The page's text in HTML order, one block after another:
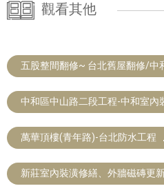
觀看其他
五股整間翻修~ 台北舊屋翻修/中
中和區中山路二段工程-中和室內
萬華頂樓(青年路)-台北防水工程
新莊室內裝潢修繕、外牆磁磚更